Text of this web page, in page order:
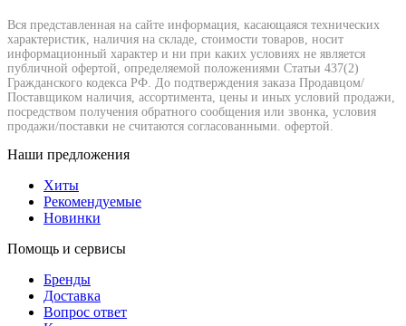
Вся представленная на сайте информация, касающаяся технических
характеристик, наличия на складе, стоимости товаров, носит
информационный характер и ни при каких условиях не является
публичной офертой, определяемой положениями Статьи 437(2)
Гражданского кодекса РФ. До подтверждения заказа Продавцом/
Поставщиком наличия, ассортимента, цены и иных условий продажи,
посредством получения обратного сообщения или звонка, условия
продажи/поставки не считаются согласованными. офертой.
Наши предложения
Хиты
Рекомендуемые
Новинки
Помощь и сервисы
Бренды
Доставка
Вопрос ответ